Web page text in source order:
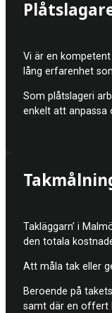
Vi är en
lång erfarenhet
Som plåtslageri
enkelt att anpassa
Takläggarn’ i
den totala
Att måla tak eller
Beroende på
samt där en offert